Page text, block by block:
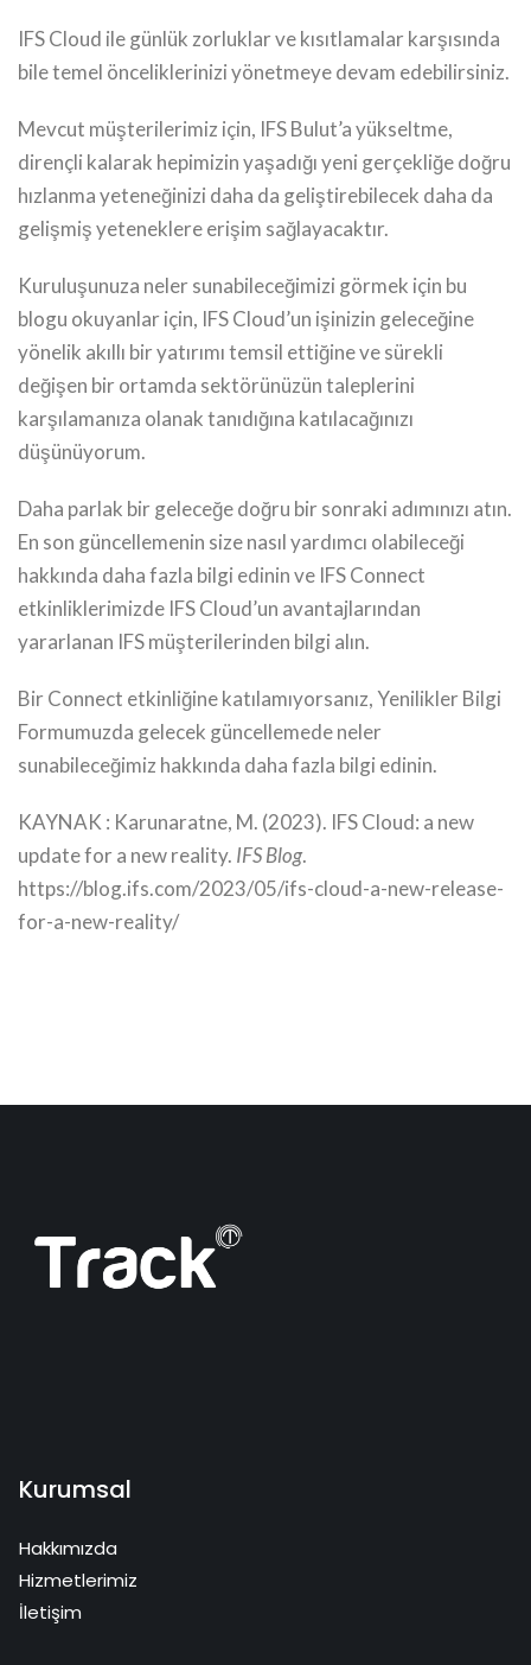
IFS Cloud ile günlük zorluklar ve kısıtlamalar karşısında
bile temel önceliklerinizi yönetmeye devam edebilirsiniz.
Mevcut müşterilerimiz için, IFS Bulut’a yükseltme,
dirençli kalarak hepimizin yaşadığı yeni gerçekliğe doğru
hızlanma yeteneğinizi daha da geliştirebilecek daha da
gelişmiş yeteneklere erişim sağlayacaktır.
Kuruluşunuza neler sunabileceğimizi görmek için bu
blogu okuyanlar için, IFS Cloud’un işinizin geleceğine
yönelik akıllı bir yatırımı temsil ettiğine ve sürekli
değişen bir ortamda sektörünüzün taleplerini
karşılamanıza olanak tanıdığına katılacağınızı
düşünüyorum.
Daha parlak bir geleceğe doğru bir sonraki adımınızı atın.
En son güncellemenin size nasıl yardımcı olabileceği
hakkında daha fazla bilgi edinin ve IFS Connect
etkinliklerimizde IFS Cloud’un avantajlarından
yararlanan IFS müşterilerinden bilgi alın.
Bir Connect etkinliğine katılamıyorsanız, Yenilikler Bilgi
Formumuzda gelecek güncellemede neler
sunabileceğimiz hakkında daha fazla bilgi edinin.
KAYNAK : Karunaratne, M. (2023). IFS Cloud: a new
update for a new reality. IFS Blog.
https://blog.ifs.com/2023/05/ifs-cloud-a-new-release-
for-a-new-reality/
Kurumsal
Hakkımızda
Hizmetlerimiz
İletişim